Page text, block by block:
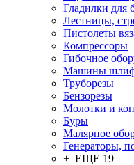
Гладилки для
Лестницы,
Пистолеты
Компрессоры
Гибочное
Машины
Труборезы
Бензорезы
Молотки и
Буры
Малярное
Генераторы,
+ ЕЩЕ 19